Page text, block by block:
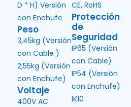
D * H) Versión
con Enchufe
Peso
3,45kg (Versión
con Cable )
2,55kg (Versión
con Enchufe)
Voltaje
400V AC
CE, RoHS
Protección
de
Seguridad
IP65 (Versión
con Cable)
IP54 (Versión
con Enchufe)
IK10